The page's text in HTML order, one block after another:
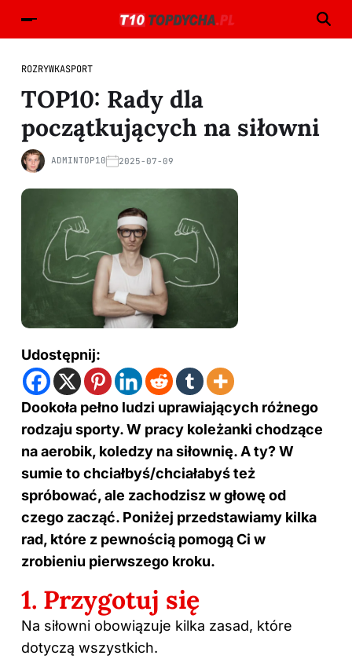
ROZRYWKASPORT
TOP10: Rady dla
początkujących na siłowni
ADMINTOP10 2025-07-09
Udostępnij:
Dookoła pełno ludzi uprawiających różnego
rodzaju sporty. W pracy koleżanki chodzące
na aerobik, koledzy na siłownię. A ty? W
sumie to chciałbyś/chciałabyś też
spróbować, ale zachodzisz w głowę od
czego zacząć. Poniżej przedstawiamy kilka
rad, które z pewnością pomogą Ci w
zrobieniu pierwszego kroku.
1. Przygotuj się
Na siłowni obowiązuje kilka zasad, które
dotyczą wszystkich.